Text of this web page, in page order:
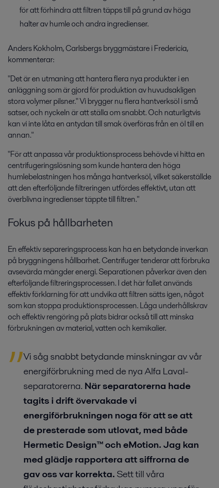
för att förhindra att filtren täpps till på grund av höga
halter av humle och andra ingredienser.
Anders Kokholm, Carlsbergs bryggmästare i Fredericia,
kommenterar:
"Det är en utmaning att hantera flera nya produkter i en
anläggning som är gjord för produktion av huvudsakligen
stora volymer pilsner." Vi brygger nu flera hantverksöl i små
satser, och nyckeln är att ställa om snabbt. Och naturligtvis
kan vi inte låta en antydan till smak överföras från en öl till en
annan."
"För att anpassa vår produktionsprocess behövde vi hitta en
centrifugeringslösning som kunde hantera den höga
humlebelastningen hos många hantverksöl, vilket säkerställde
att den efterföljande filtreringen utfördes effektivt, utan att
överblivna ingredienser täppte till filtren."
Fokus på hållbarheten
En effektiv separeringsprocess kan ha en betydande inverkan
på bryggningens hållbarhet. Centrifuger tenderar att förbruka
avsevärda mängder energi. Separationen påverkar även den
efterföljande filtreringsprocessen. I det här fallet används
effektiv förklarning för att undvika att filtren sätts igen, något
som kan stoppa produktionsprocessen. Låga underhållskrav
och effektiv rengöring på plats bidrar också till att minska
förbrukningen av material, vatten och kemikalier.
Vi såg snabbt betydande minskningar av vår
energiförbrukning med de nya Alfa Laval-
separatorerna. När separatorerna hade
tagits i drift övervakade vi
energiförbrukningen noga för att se att
de presterade som utlovat, med både
Hermetic Design™ och eMotion. Jag kan
med glädje rapportera att siffrorna de
gav oss var korrekta.Sett till våra